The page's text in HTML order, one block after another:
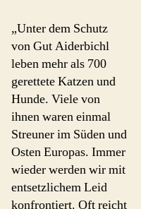
mit
Kinski
„Unter dem Schutz
von Gut Aiderbichl
leben mehr als 700
gerettete Katzen und
Hunde. Viele von
ihnen waren einmal
Streuner im Süden und
Osten Europas. Immer
wieder werden wir mit
entsetzlichem Leid
konfrontiert. Oft reicht